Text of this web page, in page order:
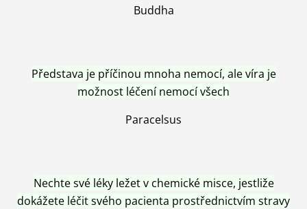
Buddha
Představa je příčinou mnoha nemocí, ale víra je
možnost léčení nemocí všech
Paracelsus
Nechte své léky ležet v chemické misce, jestliže
dokážete léčit svého pacienta prostřednictvím stravy